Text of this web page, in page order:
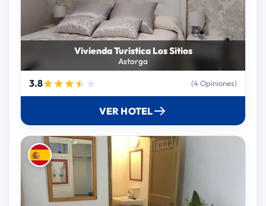
Vivienda Turística Los Sitios
Astorga
3.8 (4 Opiniones)
VER HOTEL